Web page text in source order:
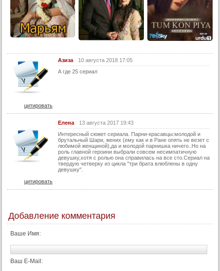
Азиза
10 августа 2018 17:05
А где 25 сериал
цитировать
Елена
13 августа 2017 19:43
Интересный сюжет сериала. Парни-красавцы:молодой и
брутальный Шари, жених (ему как и в Ране опять не везет с
любимой женщиной),да и молодой парнишка ничего..Но на
роль главной героини выбрали совсем несимпатичную
девушку,хотя с ролью она справилась на все сто.Сериал на
твердую четверку из цикла "три брата влюблены в одну
девушку".
цитировать
Добавление комментария
Ваше Имя:
Ваш E-Mail: